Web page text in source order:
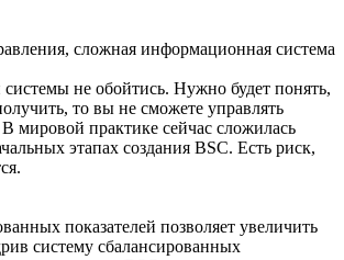
сложная информационная система
не обойтись. Нужно будет понять,
то вы не сможете управлять
мировой практике сейчас сложилась
этапах создания BSC. Есть риск,
показателей позволяет увеличить
систему сбалансированных